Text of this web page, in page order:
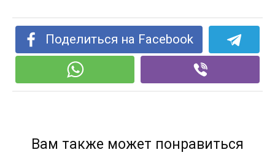
Поделиться на Facebook
Вам также может понравиться